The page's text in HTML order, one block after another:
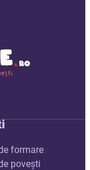
on LinkedIn
X
formare
povești